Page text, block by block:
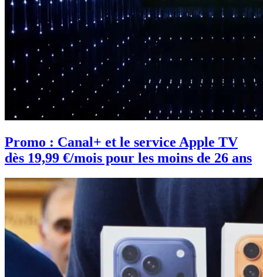
Promo : Canal+ et le service Apple TV
dès 19,99 €/mois pour les moins de 26 ans